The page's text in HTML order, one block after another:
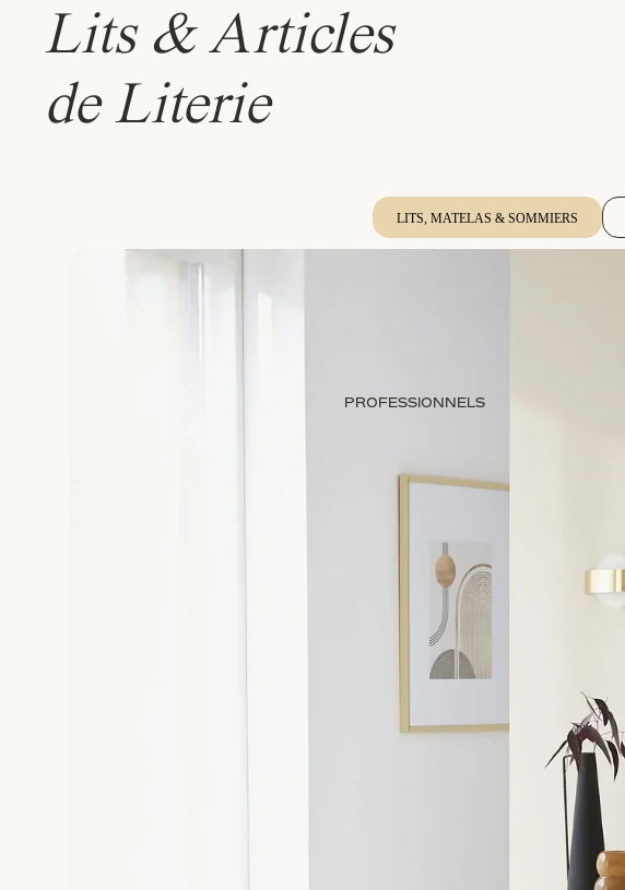
PROFESSIONNELS
Lits & Articles
de Literie
LITS, MATELAS & SOMMIERS